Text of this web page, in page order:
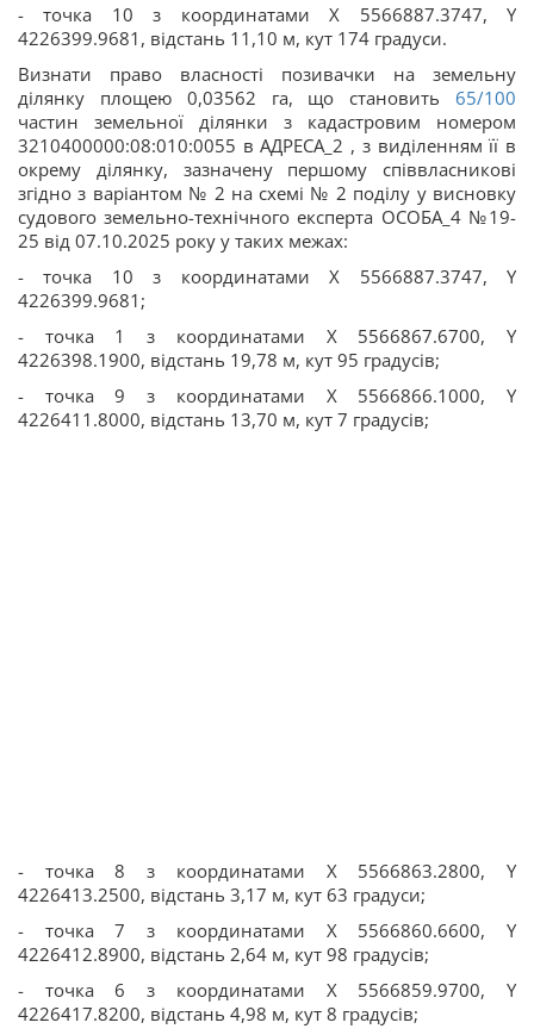
- точка 10 з координатами Х 5566887.3747, Y
4226399.9681, відстань 11,10 м, кут 174 градуси.
Визнати право власності позивачки на земельну
ділянку площею 0,03562 га, що становить 65/100
частин земельної ділянки з кадастровим номером
3210400000:08:010:0055 в АДРЕСА_2 , з виділенням її в
окрему ділянку, зазначену першому співвласникові
згідно з варіантом № 2 на схемі № 2 поділу у висновку
судового земельно-технічного експерта ОСОБА_4 №19-
25 від 07.10.2025 року у таких межах:
- точка 10 з координатами Х 5566887.3747, Y
4226399.9681;
- точка 1 з координатами Х 5566867.6700, Y
4226398.1900, відстань 19,78 м, кут 95 градусів;
- точка 9 з координатами Х 5566866.1000, Y
4226411.8000, відстань 13,70 м, кут 7 градусів;
- точка 8 з координатами Х 5566863.2800, Y
4226413.2500, відстань 3,17 м, кут 63 градуси;
- точка 7 з координатами Х 5566860.6600, Y
4226412.8900, відстань 2,64 м, кут 98 градусів;
- точка 6 з координатами Х 5566859.9700, Y
4226417.8200, відстань 4,98 м, кут 8 градусів;